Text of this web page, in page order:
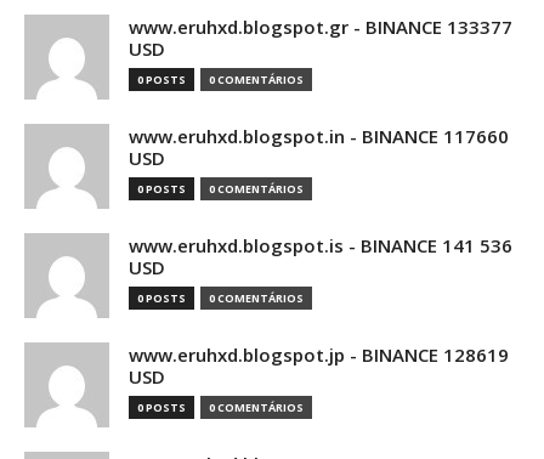
www.eruhxd.blogspot.gr - BINANCE 133377
USD
0 POSTS 0 COMENTÁRIOS
www.eruhxd.blogspot.in - BINANCE 117660
USD
0 POSTS 0 COMENTÁRIOS
www.eruhxd.blogspot.is - BINANCE 141 536
USD
0 POSTS 0 COMENTÁRIOS
www.eruhxd.blogspot.jp - BINANCE 128619
USD
0 POSTS 0 COMENTÁRIOS